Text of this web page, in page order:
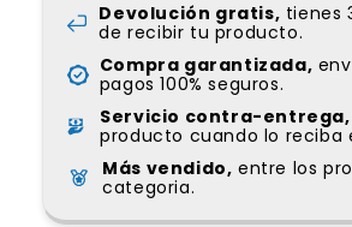
Devolución gratis, tienes
de recibir tu producto.
Compra garantizada,
pagos 100% seguros.
Servicio contra-entrega,
producto cuando lo reciba
Más vendido, entre los
categoria.